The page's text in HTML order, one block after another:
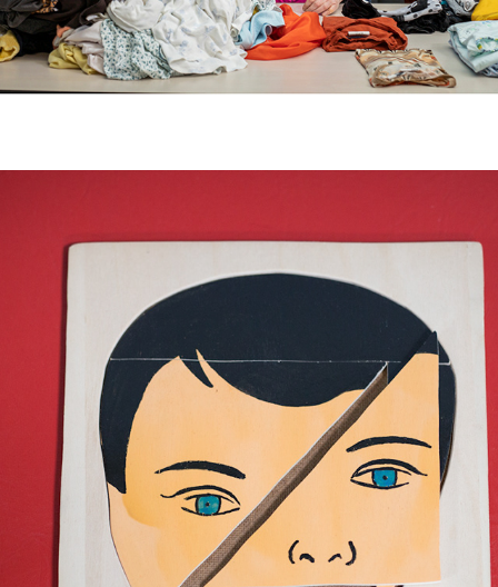
TENDRESSE & SOUPLESSE
2020